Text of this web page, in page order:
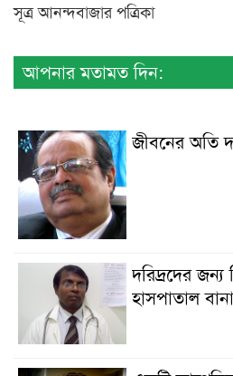
সূত্র আনন্দবাজার পত্রিকা
আপনার মতামত দিন:
জীবনের অতি
দরিদ্রদের
হাসপাতাল